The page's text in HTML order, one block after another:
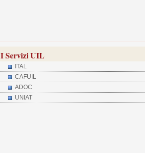
I Servizi UIL
ITAL
CAFUIL
ADOC
UNIAT